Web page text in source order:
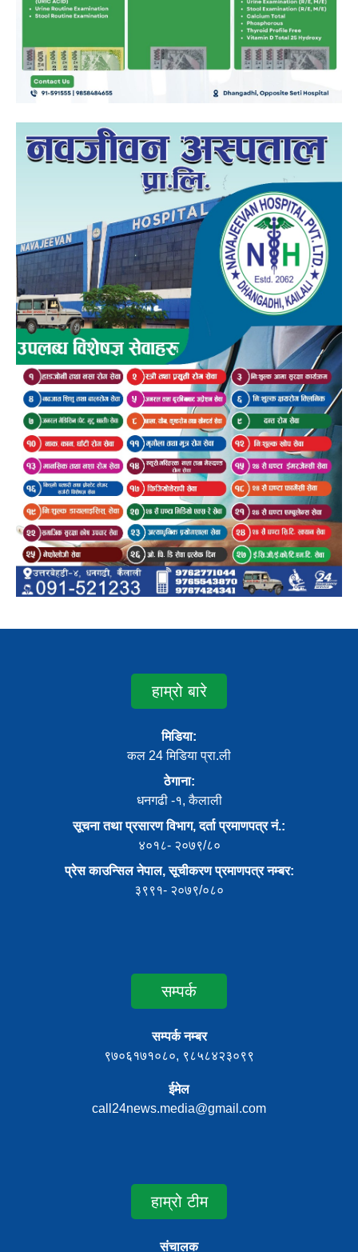
हाम्रो बारे
मिडिया:
कल 24 मिडिया प्रा.ली
ठेगाना:
धनगढी -१, कैलाली
सूचना तथा प्रसारण विभाग, दर्ता प्रमाणपत्र नं.:
४०१८- २०७९/८०
प्रेस काउन्सिल नेपाल, सूचीकरण प्रमाणपत्र नम्बर:
३९९१- २०७९/०८०
सम्पर्क
सम्पर्क नम्बर
९७०६१७१०८०, ९८५८४२३०९९
ईमेल
call24news.media@gmail.com
हाम्रो टीम
संचालक